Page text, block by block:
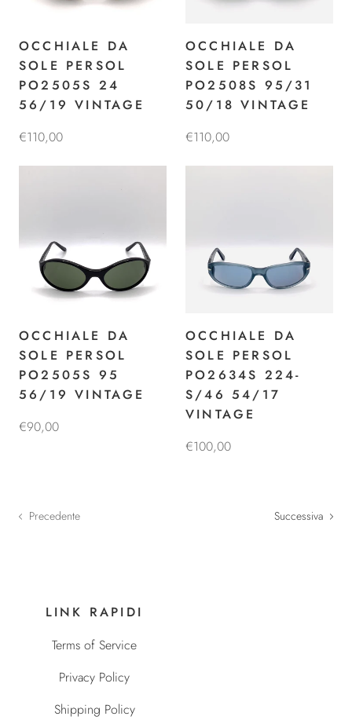
OCCHIALE DA
SOLE PERSOL
PO2505S 24
56/19 VINTAGE
€110,00
OCCHIALE DA
SOLE PERSOL
PO2508S 95/31
50/18 VINTAGE
€110,00
OCCHIALE DA
SOLE PERSOL
PO2505S 95
56/19 VINTAGE
€90,00
OCCHIALE DA
SOLE PERSOL
PO2634S 224-
S/46 54/17
VINTAGE
€100,00
Precedente Successiva
LINK RAPIDI
Terms of Service
Privacy Policy
Shipping Policy